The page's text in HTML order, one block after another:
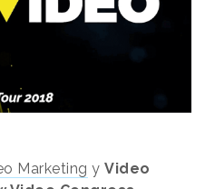
Marketing y Video